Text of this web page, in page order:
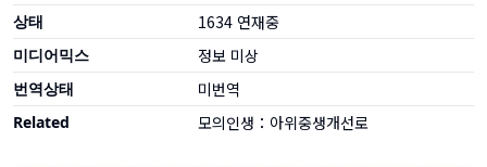
상태 1634 연재중
미디어믹스 정보 미상
번역상태 미번역
Related 모의인생：아위중생개선로